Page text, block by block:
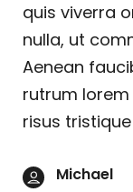
quis viverra
nulla, ut
Aenean
rutrum
risus
Michael